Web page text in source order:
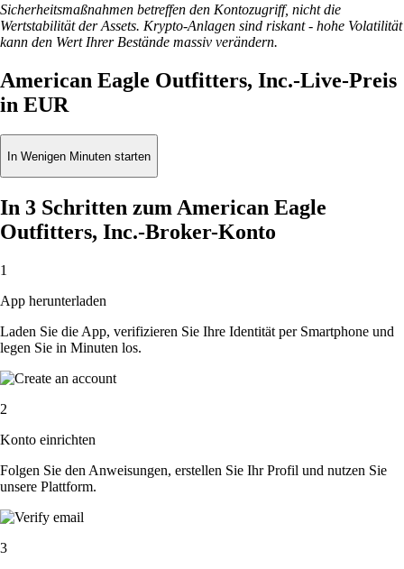
Sicherheitsmaßnahmen betreffen den Kontozugriff, nicht die
Wertstabilität der Assets. Krypto-Anlagen sind riskant - hohe Volatilität
kann den Wert Ihrer Bestände massiv verändern.
American Eagle Outfitters, Inc.-Live-Preis
in EUR
In Wenigen Minuten starten
In 3 Schritten zum American Eagle
Outfitters, Inc.-Broker-Konto
1
App herunterladen
Laden Sie die App, verifizieren Sie Ihre Identität per Smartphone und
legen Sie in Minuten los.
2
Konto einrichten
Folgen Sie den Anweisungen, erstellen Sie Ihr Profil und nutzen Sie
unsere Plattform.
3